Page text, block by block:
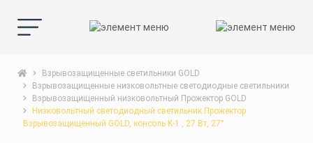
Взрывозащищенные светильники GOLD
Взрывозащищенные низковольтные светодиодные светильники
Взрывозащищенный низковольтный Прожектор GOLD
Низковольтный светодиодный светильник Прожектор
Взрывозащищенный GOLD, консоль K-1 , 27 Вт, 27°